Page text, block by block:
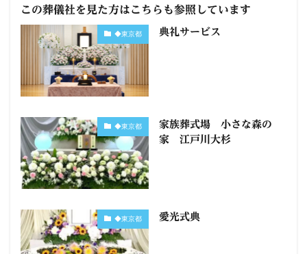
この葬儀社を見た方はこちらも参照しています
◆東京都 典礼サービス
◆東京都
家族葬式場 小さな森の
家 江戸川大杉
◆東京都 愛光式典